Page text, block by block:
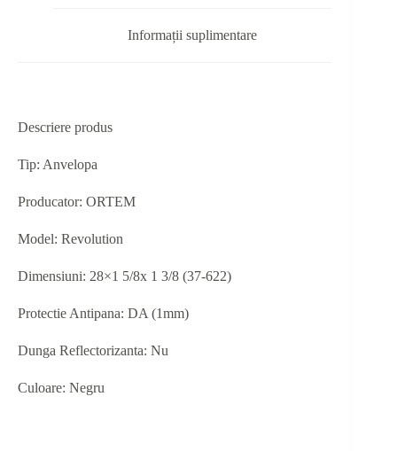
Informații suplimentare
Descriere produs
Tip: Anvelopa
Producator: ORTEM
Model: Revolution
Dimensiuni: 28×1 5/8x 1 3/8 (37-622)
Protectie Antipana: DA (1mm)
Dunga Reflectorizanta: Nu
Culoare: Negru